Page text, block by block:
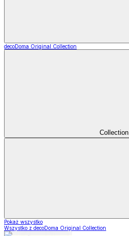
decoDoma Original Collection
Collection
Pokaż wszystko
Wszystko z decoDoma Original Collection